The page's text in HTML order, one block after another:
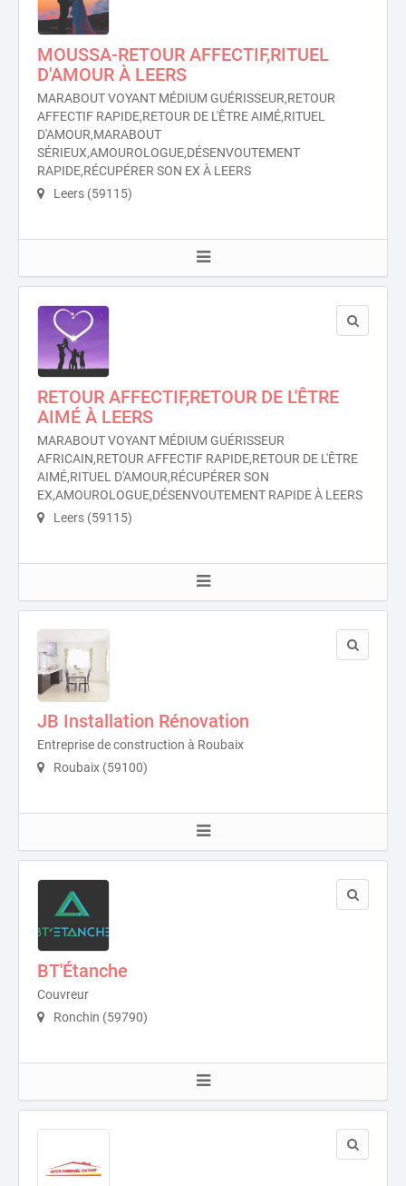
MOUSSA-RETOUR AFFECTIF,RITUEL
D'AMOUR À LEERS
MARABOUT VOYANT MÉDIUM GUÉRISSEUR,RETOUR
AFFECTIF RAPIDE,RETOUR DE L'ÊTRE AIMÉ,RITUEL
D'AMOUR,MARABOUT
SÉRIEUX,AMOUROLOGUE,DÉSENVOUTEMENT
RAPIDE,RÉCUPÉRER SON EX À LEERS
Leers (59115)
RETOUR AFFECTIF,RETOUR DE L'ÊTRE
AIMÉ À LEERS
MARABOUT VOYANT MÉDIUM GUÉRISSEUR
AFRICAIN,RETOUR AFFECTIF RAPIDE,RETOUR DE L'ÊTRE
AIMÉ,RITUEL D'AMOUR,RÉCUPÉRER SON
EX,AMOUROLOGUE,DÉSENVOUTEMENT RAPIDE À LEERS
Leers (59115)
JB Installation Rénovation
Entreprise de construction à Roubaix
Roubaix (59100)
BT'Étanche
Couvreur
Ronchin (59790)